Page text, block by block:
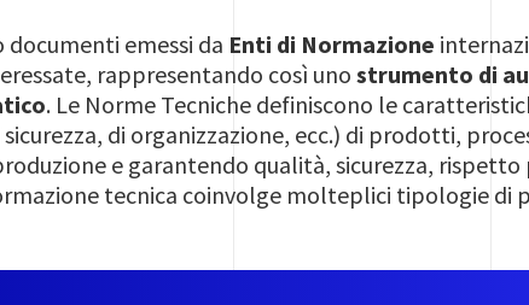
documenti emessi da Enti di Normazione
rappresentando così unostrumento di
. Le Norme Tecniche definiscono le
di organizzazione, ecc.) di prodotti,
e garantendo qualità, sicurezza,
tecnica coinvolge molteplici tipologie di